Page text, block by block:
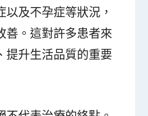
及不孕症等狀況，
善。這對許多患者來
提升生活品質的重要